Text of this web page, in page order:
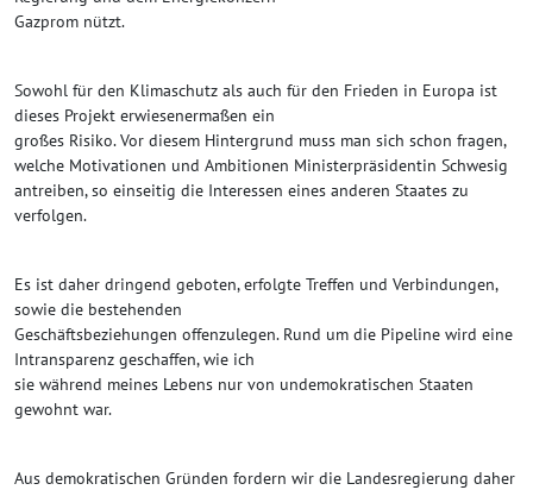
Gazprom nützt.
Sowohl für den Klimaschutz als auch für den Frieden in Europa ist
dieses Projekt erwiesenermaßen ein
großes Risiko. Vor diesem Hintergrund muss man sich schon fragen,
welche Motivationen und Ambitionen Ministerpräsidentin Schwesig
antreiben, so einseitig die Interessen eines anderen Staates zu
verfolgen.
Es ist daher dringend geboten, erfolgte Treffen und Verbindungen,
sowie die bestehenden
Geschäftsbeziehungen offenzulegen. Rund um die Pipeline wird eine
Intransparenz geschaffen, wie ich
sie während meines Lebens nur von undemokratischen Staaten
gewohnt war.
Aus demokratischen Gründen fordern wir die Landesregierung daher